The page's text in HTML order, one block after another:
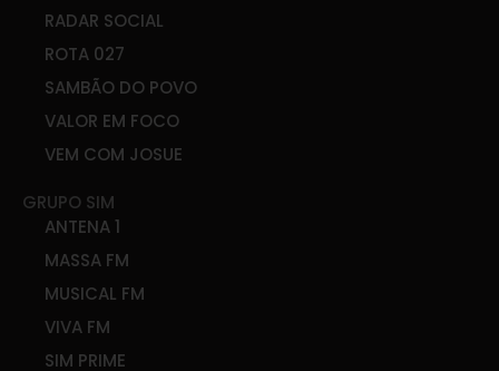
RADAR SOCIAL
ROTA 027
SAMBÃO DO POVO
VALOR EM FOCO
VEM COM JOSUE
GRUPO SIM
ANTENA 1
MASSA FM
MUSICAL FM
VIVA FM
SIM PRIME